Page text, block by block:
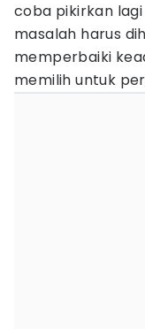
coba pikirkan
masalah harus
memperbaiki
memilih untuk